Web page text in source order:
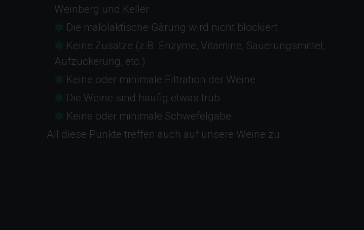
Weinberg und Keller
Die malolaktische Gärung wird nicht blockiert
Keine Zusätze (z.B. Enzyme, Vitamine, Säuerungsmittel,
Aufzuckerung, etc.)
Keine oder minimale Filtration der Weine.
Die Weine sind häufig etwas trüb
Keine oder minimale Schwefelgabe
All diese Punkte treffen auch auf unsere Weine zu.